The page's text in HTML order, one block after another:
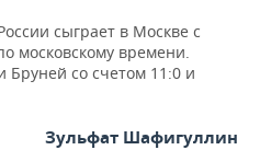
сыграет в Москве с
московскому времени.
Бруней со счетом 11:0 и
Зульфат Шафигуллин